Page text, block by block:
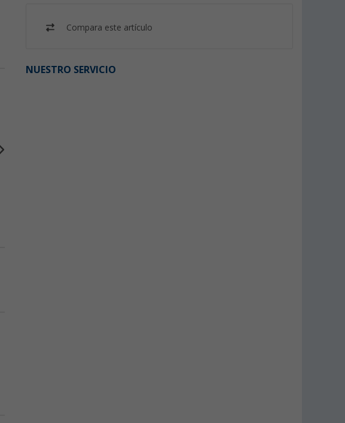
Compara este artículo
NUESTRO SERVICIO